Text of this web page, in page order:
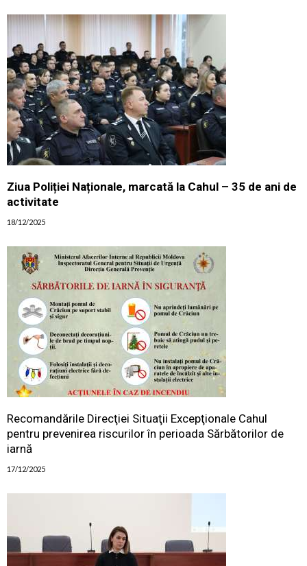
Ziua Poliției Naționale, marcată la Cahul – 35 de ani de
activitate
18/12/2025
Recomandările Direcţiei Situaţii Excepţionale Cahul
pentru prevenirea riscurilor în perioada Sărbătorilor de
iarnă
17/12/2025